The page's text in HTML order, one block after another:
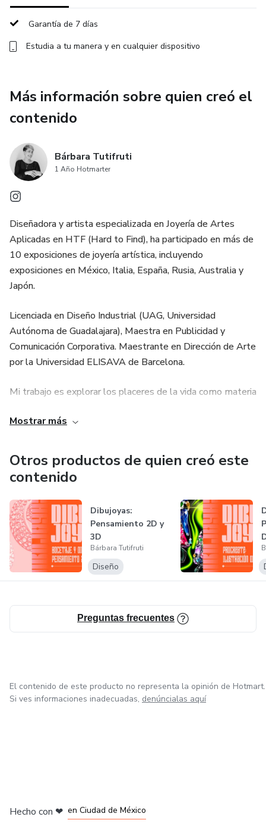
Garantía de 7 días
Estudia a tu manera y en cualquier dispositivo
Más información sobre quien creó el
contenido
Bárbara Tutifruti
1 Año Hotmarter
Diseñadora y artista especializada en Joyería de Artes
Aplicadas en HTF (Hard to Find), ha participado en más de
10 exposiciones de joyería artística, incluyendo
exposiciones en México, Italia, España, Rusia, Australia y
Japón.
Licenciada en Diseño Industrial (UAG, Universidad
Autónoma de Guadalajara), Maestra en Publicidad y
Comunicación Corporativa. Maestrante en Dirección de Arte
por la Universidad ELISAVA de Barcelona.
Mi trabajo es explorar los placeres de la vida como materia
expertises se encuentran el Branding, Joyería, Ilustración
editorial, Marcas Personales, y estoy abierta a asesorías.
Mostrar más
Otros productos de quien creó este
contenido
Dibujoyas:
Pensamiento 2D y
3D
Bárbara Tutifruti
Diseño
Preguntas frecuentes
El contenido de este producto no representa la opinión de Hotmart.
Si ves informaciones inadecuadas, denúncialas aquí
Hecho con ❤ en Ciudad de México